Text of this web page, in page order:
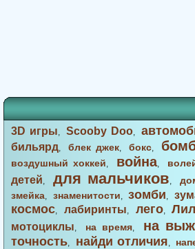
3D игры,Scooby Doo,
бильярд,блек джек,бокс,
воздушный хоккей, война,
детей, для мальчиков,
змейка, знаменитости,зомби,
космос, лабиринты, лего,
мотоциклы, на время, на
точность, найди отличия,